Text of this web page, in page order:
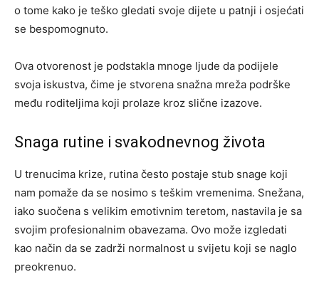
o tome kako je teško gledati svoje dijete u patnji i osjećati
se bespomognuto.
Ova otvorenost je podstakla mnoge ljude da podijele
svoja iskustva, čime je stvorena snažna mreža podrške
među roditeljima koji prolaze kroz slične izazove.
Snaga rutine i svakodnevnog života
U trenucima krize, rutina često postaje stub snage koji
nam pomaže da se nosimo s teškim vremenima. Snežana,
iako suočena s velikim emotivnim teretom, nastavila je sa
svojim profesionalnim obavezama. Ovo može izgledati
kao način da se zadrži normalnost u svijetu koji se naglo
preokrenuo.